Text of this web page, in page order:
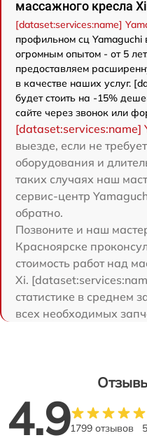
массажного кресла
[dataset:services:name]
профильном сц Yamaguchi
огромным опытом - от 5
предоставляем
в качестве наших услуг.
будет стоить на -15%
сайте через звонок или
[dataset:services:name]
выезде, если не
оборудования и
таких случаях наш
сервис-центр
обратно.
Позвоните и наш
Красноярске
стоимость работ над
Xi.
статистике в среднем
всех необходимых
4.91799 отзывов